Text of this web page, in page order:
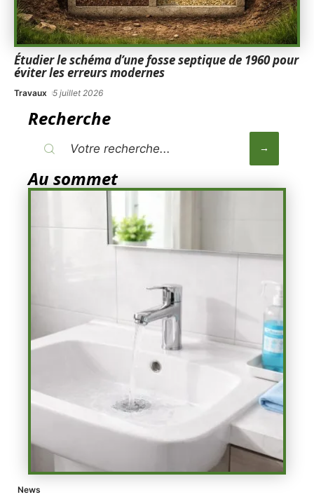
Étudier le schéma d’une fosse septique de 1960 pour
éviter les erreurs modernes
Travaux 5 juillet 2026
Recherche
Au sommet
News